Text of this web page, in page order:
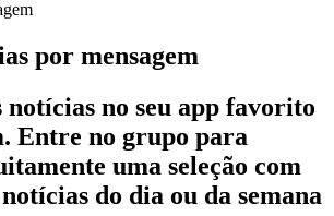
por mensagem
notícias no seu app favorito
Entre no grupo para
uma seleção com
do dia ou da semana